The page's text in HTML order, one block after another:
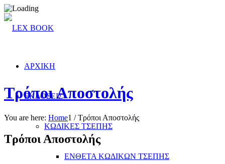
ΑΡΧΙΚΗ
ΕΚΔΟΣΕΙΣ
ΚΩΔΙΚΕΣ ΤΣΕΠΗΣ
ΕΝΘΕΤΑ ΚΩΔΙΚΩΝ ΤΣΕΠΗΣ
Τρόποι Αποστολής
You are here: Home1 / Τρόποι Αποστολής
Τρόποι Αποστολής